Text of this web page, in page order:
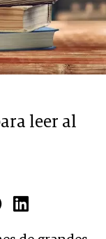
leer al